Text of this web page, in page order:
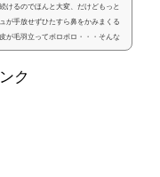
けるのでほんと大変、だけどもっと
が手放せずひたすら鼻をかみまくる
が毛羽立ってボロボロ・・・そんな
時に私がやってる応急処置や対処法
ける私。花粉症シーズンのはじめな
ク